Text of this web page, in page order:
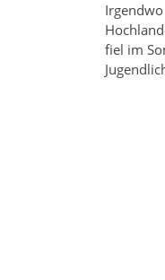
fiel im